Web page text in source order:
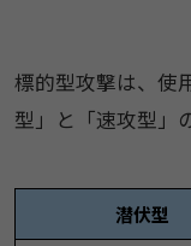
標的型攻撃は、​使
型」と「速攻型」
​​潜伏型​